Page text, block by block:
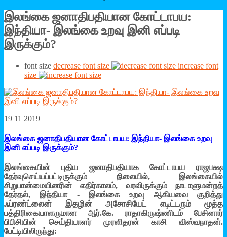
இலங்கை ஜனாதிபதியான கோட்டாபய:
இந்தியா- இலங்கை உறவு இனி எப்படி
இருக்கும்?
font size decrease font size
increase font
size
19 11 2019
இலங்கை ஜனாதிபதியான கோட்டாபய: இந்தியா- இலங்கை உறவு
இனி எப்படி இருக்கும்?
இலங்கையின் புதிய ஜனாதிபதியாக கோட்டாபய ராஜபக்ஷ
தேர்வுசெய்யப்பட்டிருக்கும் நிலையில், இலங்கையில்
சிறுபான்மையினரின் எதிர்காலம், வரவிருக்கும் நாடாளுமன்றத்
தேர்தல், இந்தியா - இலங்கை உறவு ஆகியவை குறித்து
ஃப்ரண்ட்லைன் இதழின் அசோசியேட் எடிட்டரும் மூத்த
பத்திரிகையாளருமான ஆர்.கே. ராதாகிருஷ்ணிடம் பேசினார்
பிபிசியின் செய்தியாளர் முரளிதரன் காசி விஸ்வநாதன்.
பேட்டியிலிருந்து: